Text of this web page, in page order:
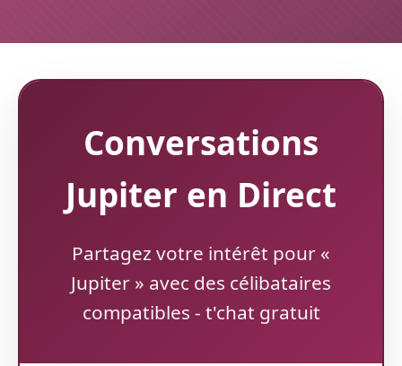
Conversations
Jupiter en Direct
Partagez votre intérêt pour «
Jupiter » avec des célibataires
compatibles - t'chat gratuit